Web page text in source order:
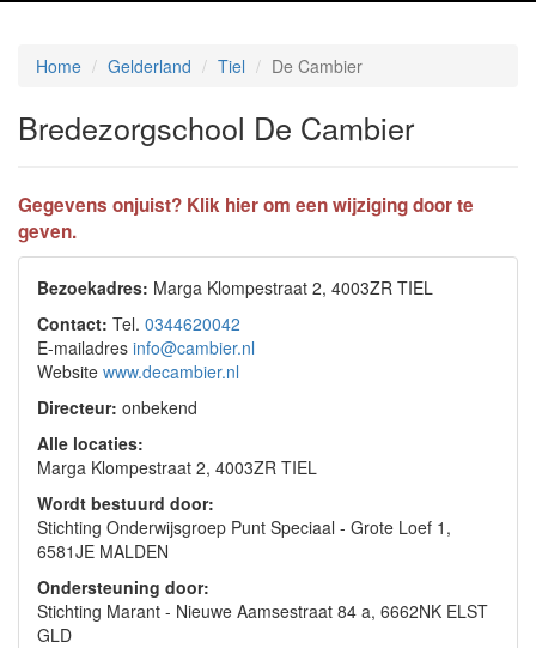
Home Gelderland Tiel De Cambier
Bredezorgschool De Cambier
Gegevens onjuist? Klik hier om een wijziging door te
geven.
Bezoekadres: Marga Klompestraat 2, 4003ZR TIEL
Contact: Tel. 0344620042
E-mailadres info@cambier.nl
Website www.decambier.nl
Directeur: onbekend
Alle locaties:
Marga Klompestraat 2, 4003ZR TIEL
Wordt bestuurd door:
Stichting Onderwijsgroep Punt Speciaal - Grote Loef 1,
6581JE MALDEN
Ondersteuning door:
Stichting Marant - Nieuwe Aamsestraat 84 a, 6662NK ELST
GLD